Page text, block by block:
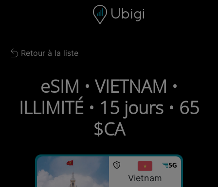
Barre de navigation Bas de page
Back to list
Retour à la liste
eSIM • VIETNAM •
ILLIMITÉ • 15 jours • 65
$CA
Vietnam